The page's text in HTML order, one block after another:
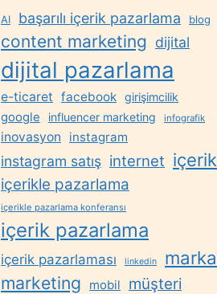
AI başarılı içerik pazarlama blog
content marketing dijital
dijital pazarlama
e-ticaret facebook girişimcilik
google influencer marketing infografik
inovasyon instagram
instagram satış internet içerik
içerikle pazarlama
içerikle pazarlama konferansı
içerik pazarlama
içerik pazarlaması linkedin marka
marketing mobil müşteri